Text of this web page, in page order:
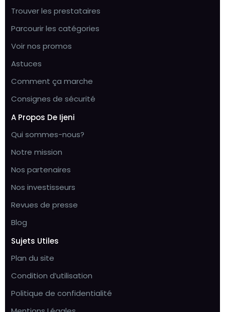
Trouver les prestataires
Parcourir les catégories
Voir nos promos
Astuces
Comment ça marche
Consignes de sécurité
A Propos De Ijeni
Qui sommes-nous?
Notre mission
Nos partenaires
Nos investisseurs
Revues de presse
Blog
Sujets Utiles
Plan du site
Condition d’utilisation
Politique de confidentialité